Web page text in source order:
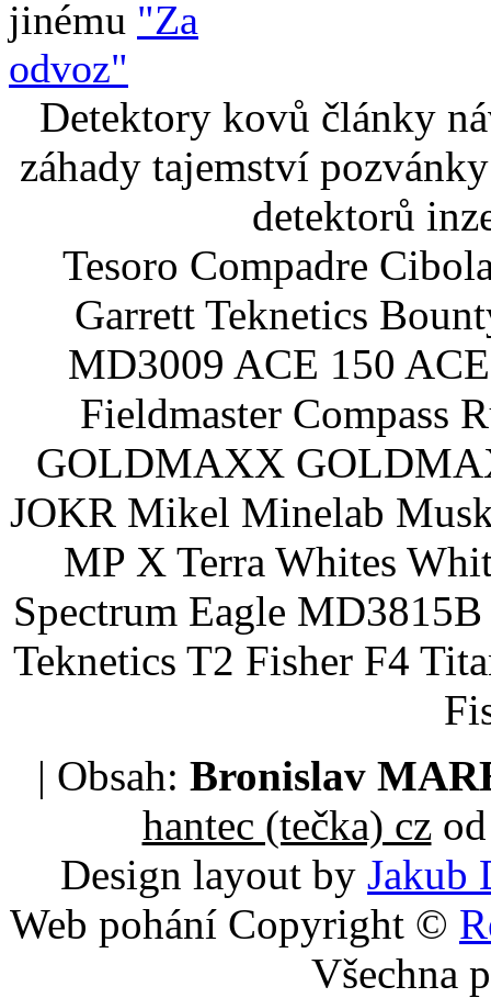
jinému "Za
odvoz"
Detektory kovů články
záhady tajemství
detektorů
Tesoro Compadre
Garrett Teknetics
MD3009 ACE 150
Fieldmaster Compass
GOLDMAXX
JOKR Mikel Minelab
MP X Terra Whites
Spectrum Eagle
Teknetics T2 Fisher F4
| Obsah: Bronislav
hantec (tečka) czod
Design layout by Jakub
Web pohání Copyright ©
Všechna